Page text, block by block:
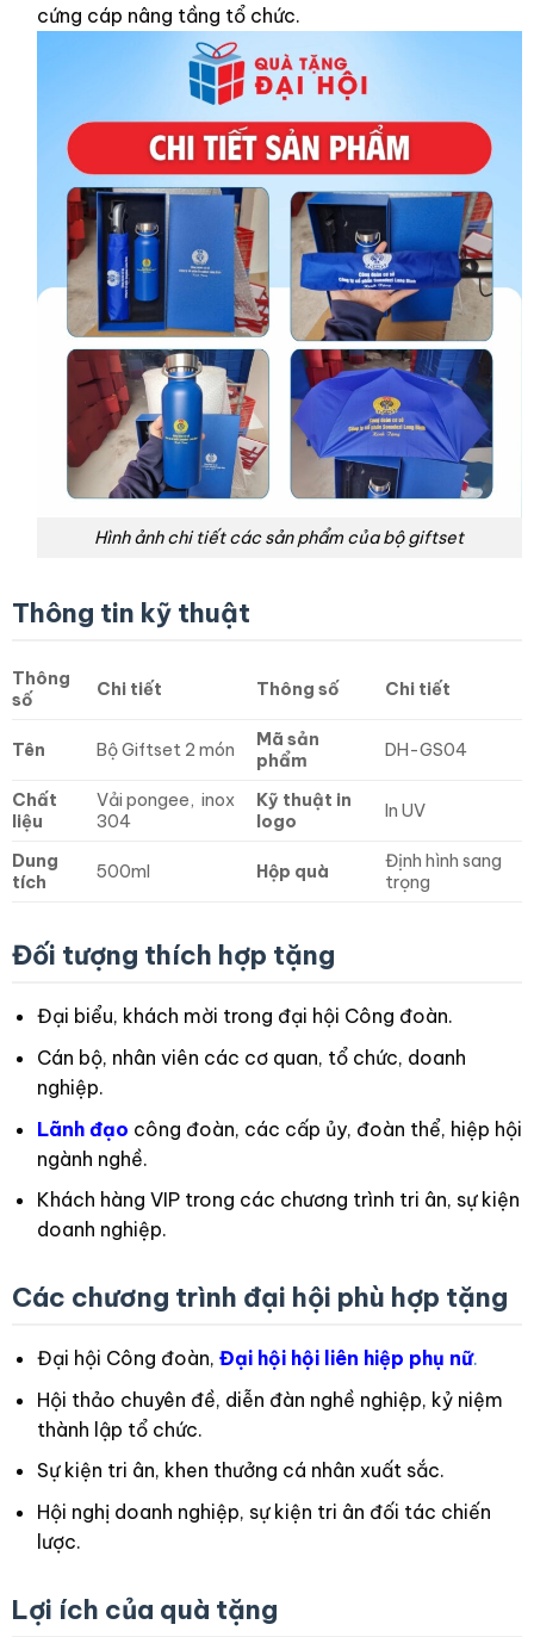
cứng cáp nâng tầng tổ chức.
Hình ảnh chi tiết các sản phẩm của bộ giftset
Thông tin kỹ thuật
Thông
số
Chi tiết Thông số Chi tiết
Tên Bộ Giftset 2 món
Mã sản
phẩm
DH-GS04
Chất
liệu
Vải pongee, inox
304
Kỹ thuật in
logo
In UV
Dung
tích
500ml Hộp quà
Định hình sang
trọng
Đối tượng thích hợp tặng
Đại biểu, khách mời trong đại hội Công đoàn.
Cán bộ, nhân viên các cơ quan, tổ chức, doanh
nghiệp.
Lãnh đạo công đoàn, các cấp ủy, đoàn thể, hiệp hội
ngành nghề.
Khách hàng VIP trong các chương trình tri ân, sự kiện
doanh nghiệp.
Các chương trình đại hội phù hợp tặng
Đại hội Công đoàn, Đại hội hội liên hiệp phụ nữ.
Hội thảo chuyên đề, diễn đàn nghề nghiệp, kỷ niệm
thành lập tổ chức.
Sự kiện tri ân, khen thưởng cá nhân xuất sắc.
Hội nghị doanh nghiệp, sự kiện tri ân đối tác chiến
lược.
Lợi ích của quà tặng